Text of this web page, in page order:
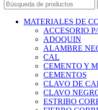
MATERIALES DE
ACCESORIO
ADOQUIN
ALAMBRE
CAL
CEMENTO Y
CEMENTOS
CLAVO DE
CLAVO
ESTRIBO